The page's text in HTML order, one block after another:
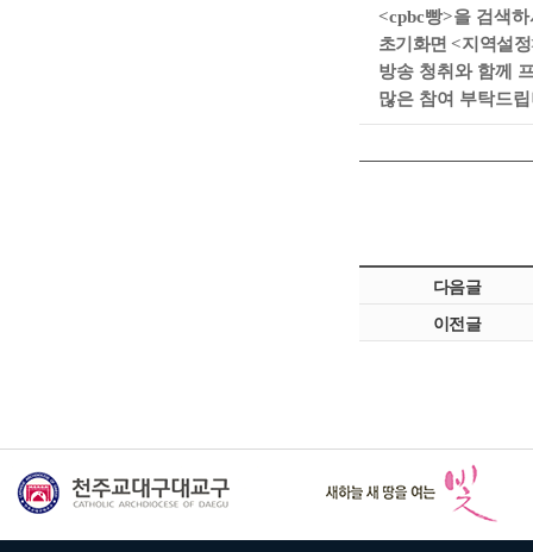
<cpbc빵>을 검색
초기화면<지역설정
방송 청취와 함께
많은 참여 부탁드
다음글
이전글